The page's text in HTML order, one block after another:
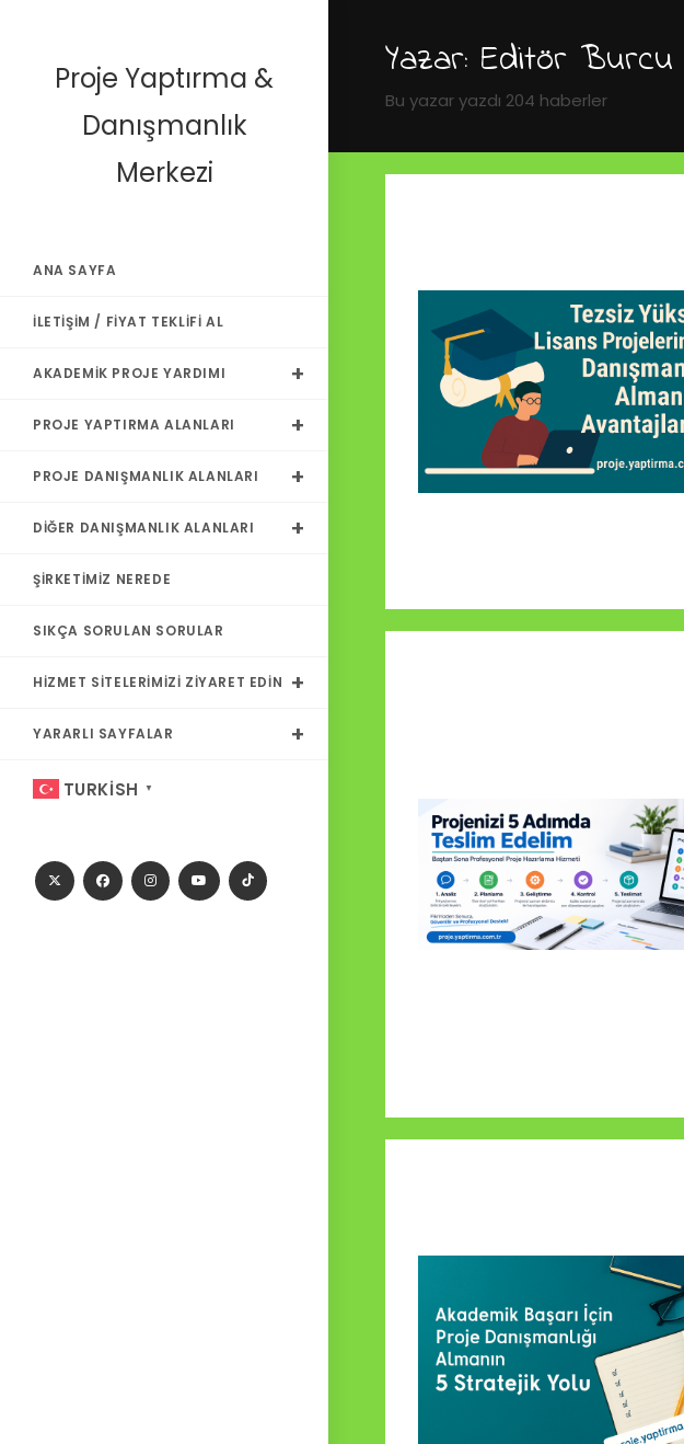
Proje Yaptırma &
Danışmanlık
Merkezi
ANA SAYFA
İLETIŞIM / FIYAT TEKLIFI AL
AKADEMIK PROJE YARDIMI
PROJE YAPTIRMA ALANLARI
PROJE DANIŞMANLIK ALANLARI
DIĞER DANIŞMANLIK ALANLARI
ŞIRKETIMIZ NEREDE
SIKÇA SORULAN SORULAR
HIZMET SITELERIMIZI ZIYARET EDIN
YARARLI SAYFALAR
TURKISH ▼
Yazar: Editör Burcu
Bu yazar yazdı 204 haberler